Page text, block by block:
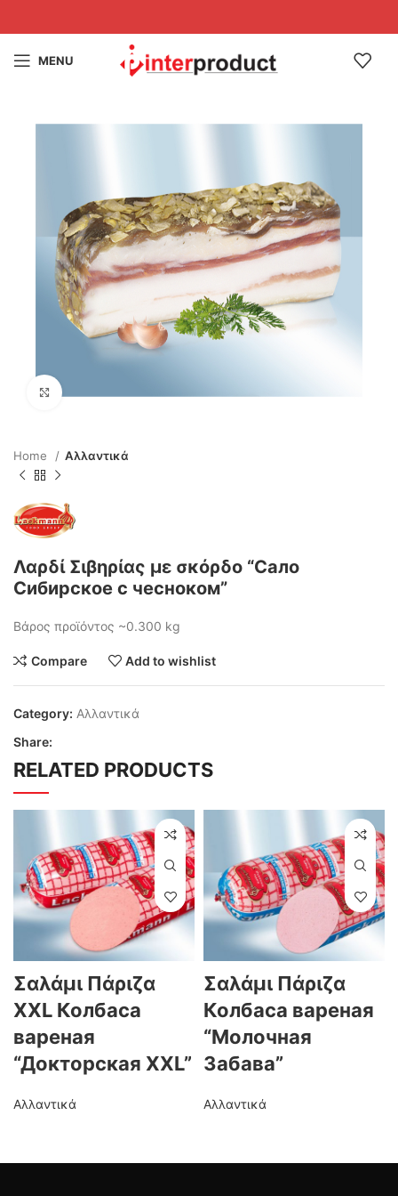
MENU
Home Αλλαντικά
Λαρδί Σιβηρίας με σκόρδο “Сало
Сибирское с чесноком”
Βάρος προϊόντος ~0.300 kg
Compare Add to wishlist
Category: Αλλαντικά
Share:
RELATED PRODUCTS
Σαλάμι Πάριζα
XXL Колбаса
вареная
“Докторская XXL”
Αλλαντικά
Σαλάμι Πάριζα
Колбаса вареная
“Молочная
Забава”
Αλλαντικά